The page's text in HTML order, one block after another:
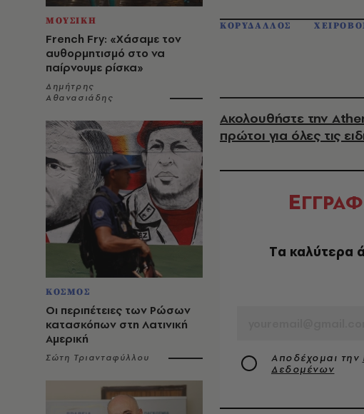
ΜΟΥΣΙΚΗ
French Fry: «Χάσαμε τον
αυθορμητισμό στο να
παίρνουμε ρίσκα»
Δημήτρης
Αθανασιάδης
ΚΟΣΜΟΣ
Οι περιπέτειες των Ρώσων
κατασκόπων στη Λατινική
Αμερική
Σώτη Τριανταφύλλου
ΚΟΡΥΔΑΛΛΟΣ
Ακολουθήστε την
πρώτοι για όλες τις
Ε
Tα καλύτερα
Αποδέχομαι την
Δεδομένων